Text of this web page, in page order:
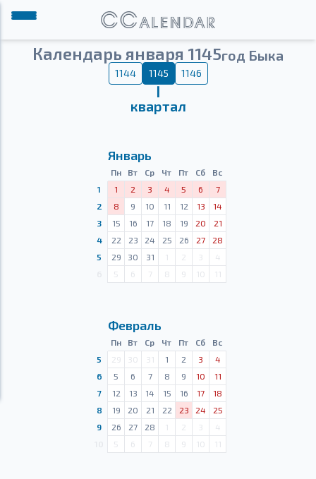
Календарь января 1145год Быка
1144 1145 1146
Ⅰ
квартал
Январь
Пн Вт Ср Чт Пт Сб
Вс
1
1 2 3 4 5 6
7
2
8 9 10 11 12 13
14
3
15 16 17 18 19 20
21
4
22 23 24 25 26 27
28
5
29 30 31 1 2 3
4
5 6 7 8 9 10 11
Февраль
Пн Вт Ср Чт Пт Сб
Вс
5
29 30 31 1 2 3
4
6
5 6 7 8 9 10
11
7
12 13 14 15 16 17
18
8
19 20 21 22 23 24
25
9
26 27 28 1 2 3
4
5 6 7 8 9 10 11